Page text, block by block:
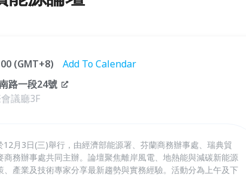
(GMT+8)
Add To Calendar
路一段24號
議廳3F
月3日(三)舉行，由經濟部能源署、芬蘭商務辦事處、瑞典貿
務辦事處共同主辦。論壇聚焦離岸風電、地熱能與減碳新能源
產業及技術專家分享最新趨勢與實務經驗。活動分為上午及下